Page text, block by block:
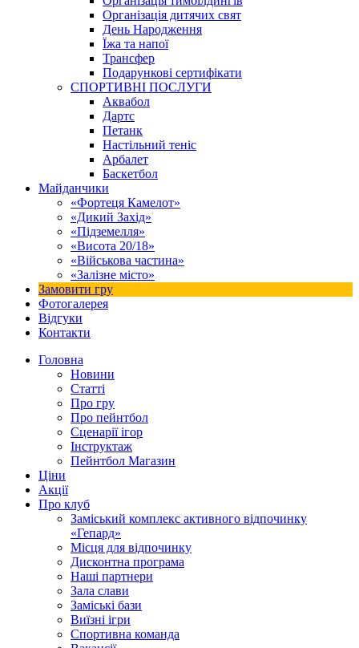
Організація дитячих свят
День Народження
Їжа та напої
Трансфер
Подарункові сертифікати
СПОРТИВНІ ПОСЛУГИ
Аквабол
Дартс
Петанк
Настільний теніс
Арбалет
Баскетбол
Майданчики
«Фортеця Камелот»
«Дикий Захід»
«Підземелля»
«Висота 20/18»
«Військова частина»
«Залізне місто»
Замовити гру
Фотогалерея
Відгуки
Контакти
Головна
Новини
Статті
Про гру
Про пейнтбол
Сценарії ігор
Інструктаж
Пейнтбол Магазин
Ціни
Акції
Про клуб
Заміський комплекс активного відпочинку
«Гепард»
Місця для відпочинку
Дисконтна програма
Наші партнери
Зала слави
Заміські бази
Виїзні ігри
Спортивна команда